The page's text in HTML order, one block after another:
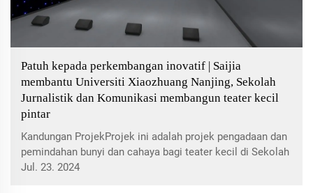
Patuh kepada perkembangan inovatif | Saijia
membantu Universiti Xiaozhuang Nanjing, Sekolah
Jurnalistik dan Komunikasi membangun teater kecil
pintar
Kandungan ProjekProjek ini adalah projek pengadaan dan
pemindahan bunyi dan cahaya bagi teater kecil di Sekolah
Jurnalistik dan Komunikasi Kolej Nanjing Xiaozhuang. Ia
Jul. 23. 2024